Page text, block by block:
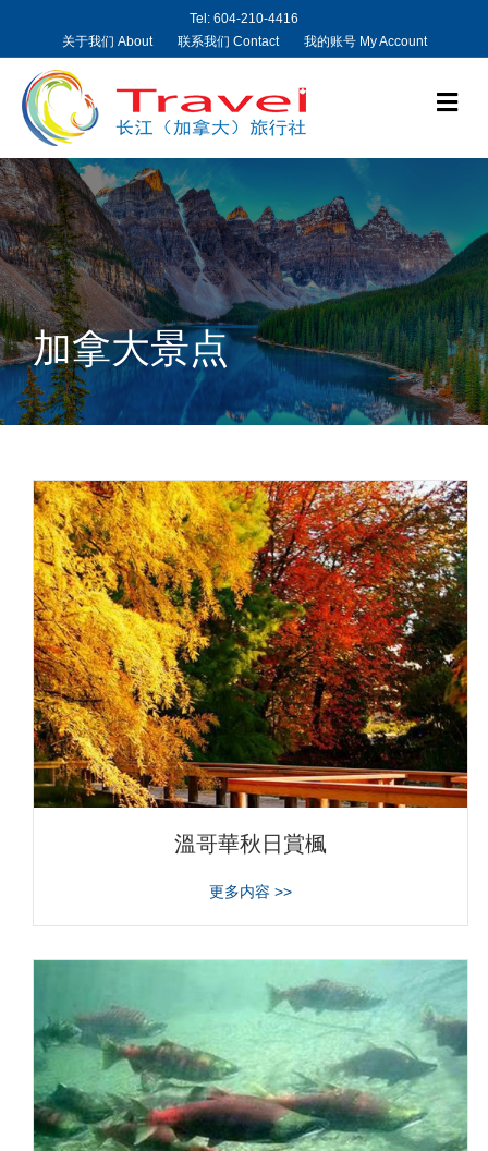
Tel: 604-210-4416
关于我们 About
联系我们 Contact 我的账号 My Account
加拿大景点
溫哥華秋日賞楓
更多内容 >>about 溫哥華秋日賞楓